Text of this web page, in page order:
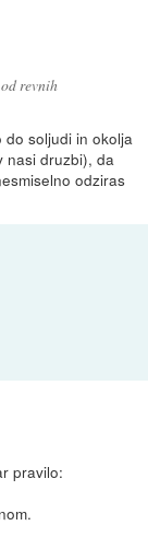
revnih
do soljudi in okolja
nasi druzbi), da
odziras
pravilo: